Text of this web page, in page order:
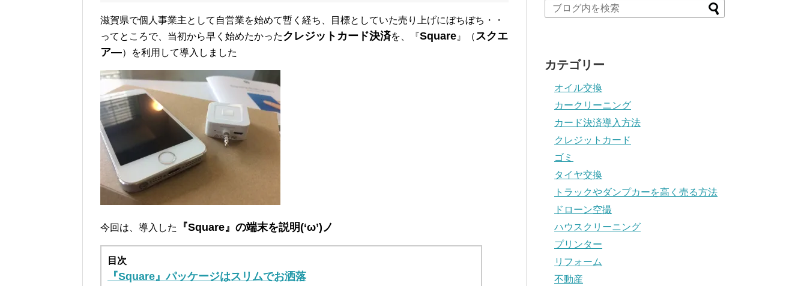
滋賀県で個人事業主として自営業を始めて暫く経ち、目標としていた売り上げにぼちぼち・・
ってところで、当初から早く始めたかったクレジットカード決済を、『Square 』（スクエ
ア―）を利用して導入しました
今回は、導入した 『Square』の端末を説明(‘ω’)ノ
目次
『Square』パッケージはスリムでお洒落
カテゴリー
オイル交換
カークリーニング
カード決済導入方法
クレジットカード
ゴミ
タイヤ交換
トラックやダンプカーを高く売る方法
ドローン空撮
ハウスクリーニング
プリンター
リフォーム
不動産